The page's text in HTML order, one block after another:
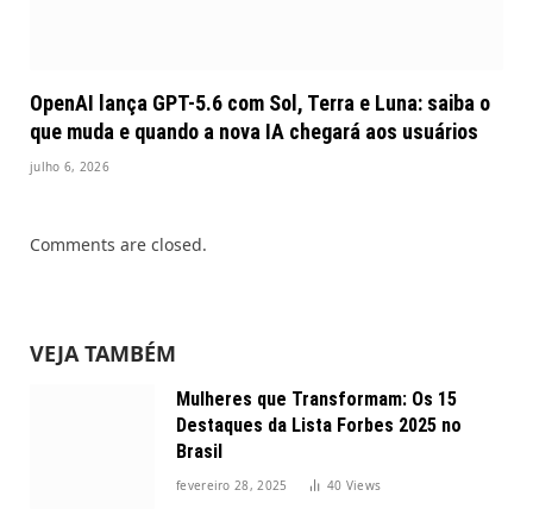
OpenAI lança GPT-5.6 com Sol, Terra e Luna: saiba o
que muda e quando a nova IA chegará aos usuários
julho 6, 2026
Comments are closed.
VEJA TAMBÉM
Mulheres que Transformam: Os 15
Destaques da Lista Forbes 2025 no
Brasil
fevereiro 28, 2025 40 Views